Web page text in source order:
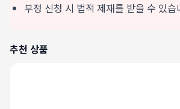
부정 신청 시 법적 제재를 받을 수 있습
추천 상품